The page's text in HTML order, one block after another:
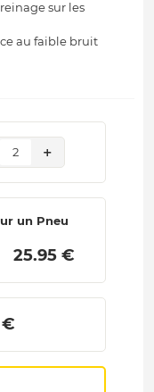
sur les
au faible bruit
2 +
un Pneu
25.95 €
€